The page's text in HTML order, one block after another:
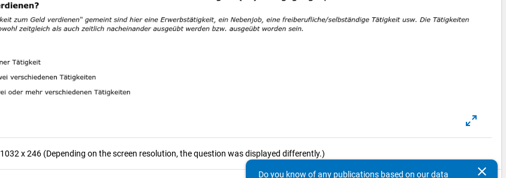
1032 x 246 (Depending on the screen resolution, the question was displayed differently.)
clear
Do you know of any publications based on our data